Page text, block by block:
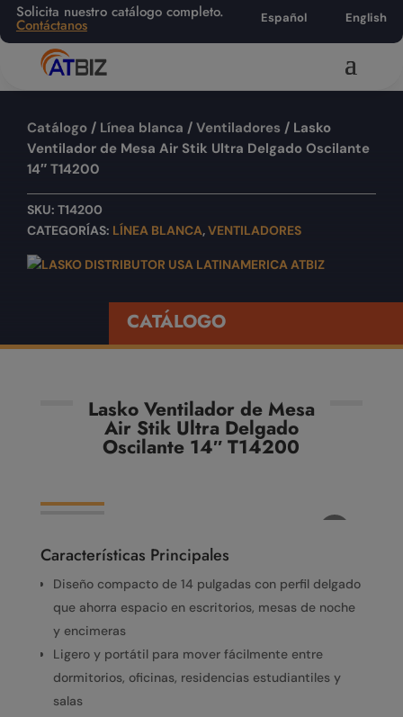
Solicita nuestro catálogo completo.
Contáctanos Español English
Catálogo / Línea blanca / Ventiladores / Lasko
Ventilador de Mesa Air Stik Ultra Delgado Oscilante
14″ T14200
SKU: T14200
CATEGORÍAS: LÍNEA BLANCA,VENTILADORES
CATÁLOGO
Lasko Ventilador de Mesa
Air Stik Ultra Delgado
Oscilante 14″ T14200
Características Principales
Diseño compacto de 14 pulgadas con perfil delgado
que ahorra espacio en escritorios, mesas de noche
y encimeras
Ligero y portátil para mover fácilmente entre
dormitorios, oficinas, residencias estudiantiles y
salas